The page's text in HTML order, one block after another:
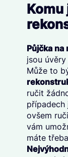
Komu
Půjčka
jsou
Může to
ručit
případech
ovšem
vám
máte